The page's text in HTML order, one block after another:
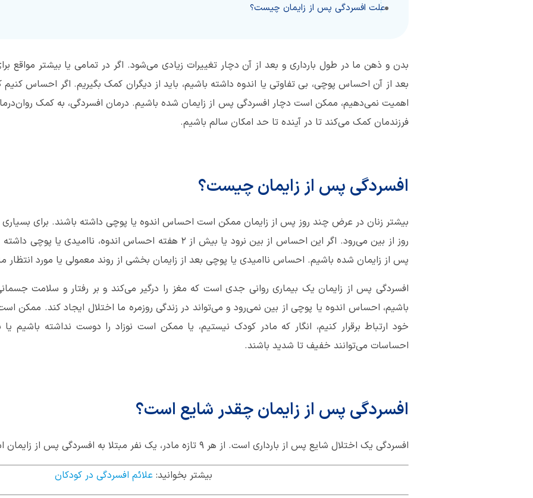
علت افسردگی پس از زایمان چیست؟
بعد از آن احساس پوچی، بی تفاوتی یا اندوه داشته باشیم، باید از دیگران کمک بگیریم. اگر احساس کنیم
اهمیت نمی‌دهیم، ممکن است دچار افسردگی پس از زایمان شده باشیم. درمان افسردگی، به کمک
فرزندمان کمک می‌کند تا در آینده تا حد امکان سالم باشیم.
افسردگی پس از زایمان چیست؟
روز از بین می‌رود. اگر این احساس از بین نرود یا بیش از 2 هفته احساس
پس از زایمان شده باشیم. احساس ناامیدی یا پوچی بعد از زایمان بخشی از روند معمولی یا مورد
افسردگی پس از زایمان یک بیماری روانی جدی است که مغز را درگیر می‌کند و بر رفتار و سلامت
باشیم، احساس اندوه یا پوچی از بین نمی‌رود و می‌تواند در زندگی روزمره ما اختلال ایجاد کند. ممکن
خود ارتباط برقرار کنیم، انگار که مادر کودک نیستیم، یا ممکن است نوزاد را دوست نداشته باشیم
احساسات می‌توانند خفیف تا شدید باشند.
افسردگی پس از زایمان چقدر شایع است؟
افسردگی یک اختلال شایع پس از بارداری است. از هر 9 تازه مادر، یک نفر مبتلا به افسردگی پس از زایمان است.
بیشتر بخوانید:علائم افسردگی در کودکان